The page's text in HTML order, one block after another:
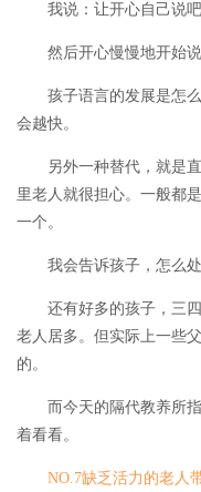
我说：让开心自己说吧
然后开心慢慢地开始说
孩子语言的发展是怎么
会越快。
另外一种替代，就是直
里老人就很担心。一般都
一个。
我会告诉孩子，怎么处
还有好多的孩子，三四
老人居多。但实际上一些
的。
而今天的隔代教养所指
着看看。
NO.7缺乏活力的老人